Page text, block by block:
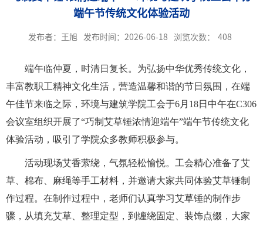
端午节传统文化体验活动
发布者：王旭 发布时间：2026-06-18 浏览次数： 408
端午临仲夏，时清日复长。为弘扬中华优秀传统文化，
丰富教职工精神文化生活，营造温馨和谐的节日氛围，在端
午佳节来临之际，环境与建筑学院工会于6月 18日中午在C306
会议室组织开展了“巧制艾草锤浓情迎端午”端午节传统文化
体验活动，吸引了学院众多教师积极参与。
活动现场艾香萦绕，气氛轻松愉悦。工会精心准备了艾
草、棉布、麻绳等手工材料，并邀请大家共同体验艾草锤制
作过程。在制作过程中，老师们认真学习艾草锤的制作步
骤，从填充艾草、整理定型，到缠绕固定、装饰点缀，大家